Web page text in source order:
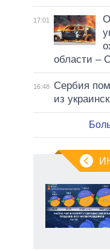
17:01
области –
16:48
Сербия
из